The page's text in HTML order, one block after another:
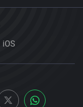
iOS